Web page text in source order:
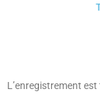
L’enregistrement